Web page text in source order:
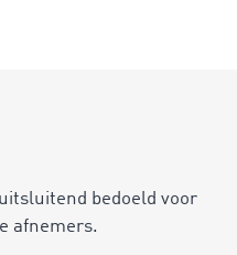
bedoeld voor
afnemers.